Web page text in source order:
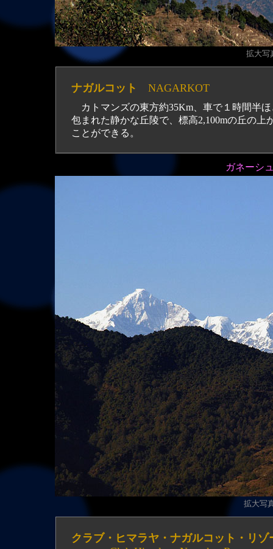
拡大写
ナガルコット NAGARKOT
カトマンズの東方約35Km、車で１時間半
包まれた静かな丘陵で、標高2,100mの丘の
ことができる。
ガネーシ
拡大写
クラブ・ヒマラヤ・ナガルコット・リゾ